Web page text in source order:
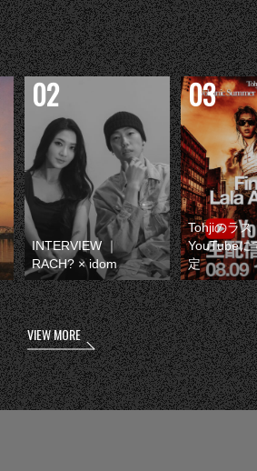
INTERVIEW ｜
RACH? × idom
Tohjiのラス
YouTubeに
定
VIEW MORE